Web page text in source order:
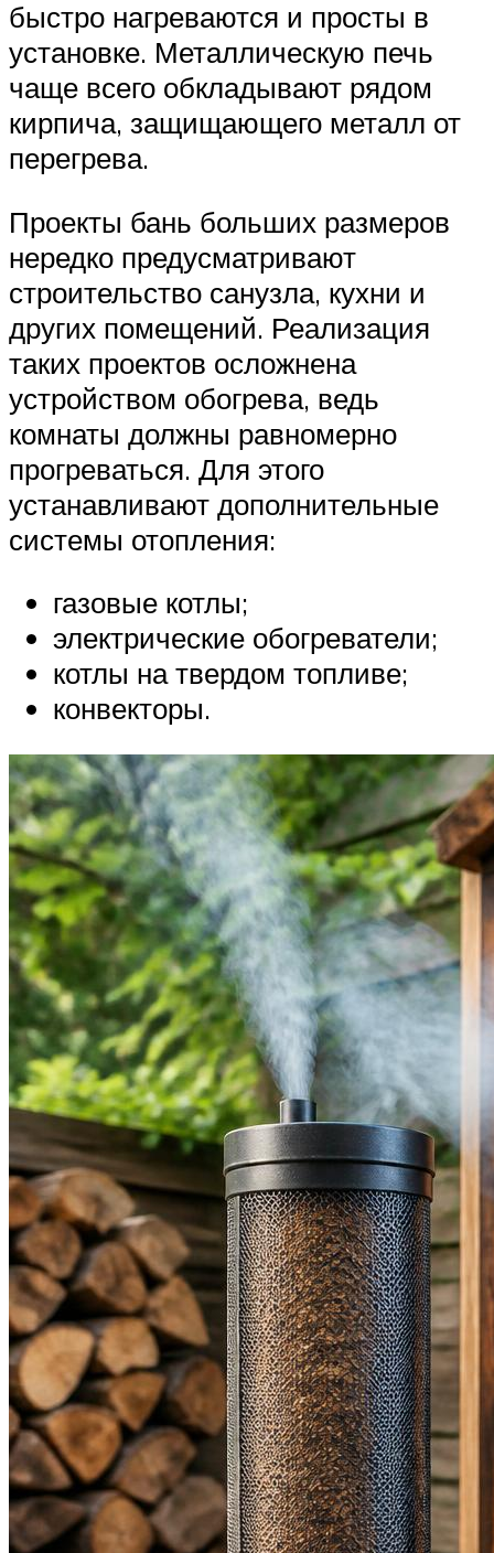
быстро нагреваются и просты в
установке. Металлическую печь
чаще всего обкладывают рядом
кирпича, защищающего металл от
перегрева.
Проекты бань больших размеров
нередко предусматривают
строительство санузла, кухни и
других помещений. Реализация
таких проектов осложнена
устройством обогрева, ведь
комнаты должны равномерно
прогреваться. Для этого
устанавливают дополнительные
системы отопления:
газовые котлы;
электрические обогреватели;
котлы на твердом топливе;
конвекторы.